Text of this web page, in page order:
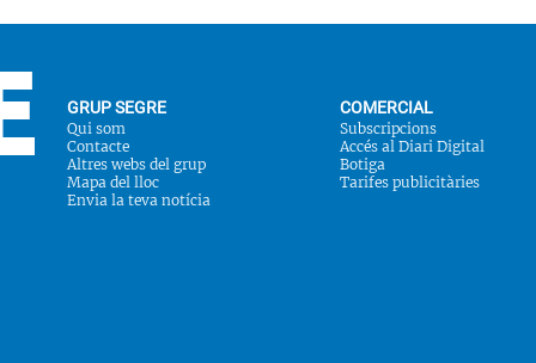
GRUP SEGRE
Qui som
Contacte
Altres webs del grup
Mapa del lloc
Envia la teva notícia
COMERCIAL
Subscripcions
Accés al Diari Digital
Botiga
Tarifes publicitàries